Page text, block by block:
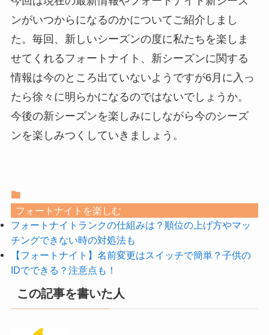
ンがいつからになるのかについてご紹介しまし
た。毎回、新しいシーズンの度に私たちを楽しま
せてくれるフォートナイト、新シーズンに関する
情報は今のところ出ていないようですが6月に入っ
たら徐々に明らかになるのではないでしょうか。
今後の新シーズンを楽しみにしながら今のシーズ
ンを楽しみつくしていきましょう。
フォートナイトを楽しむ
フォートナイトランクの仕組みは？順位の上げ方やマッ
チングできない時の対処法も
【フォートナイト】名前変更はスイッチで簡単？子供の
IDでできる？注意点も！
この記事を書いた人